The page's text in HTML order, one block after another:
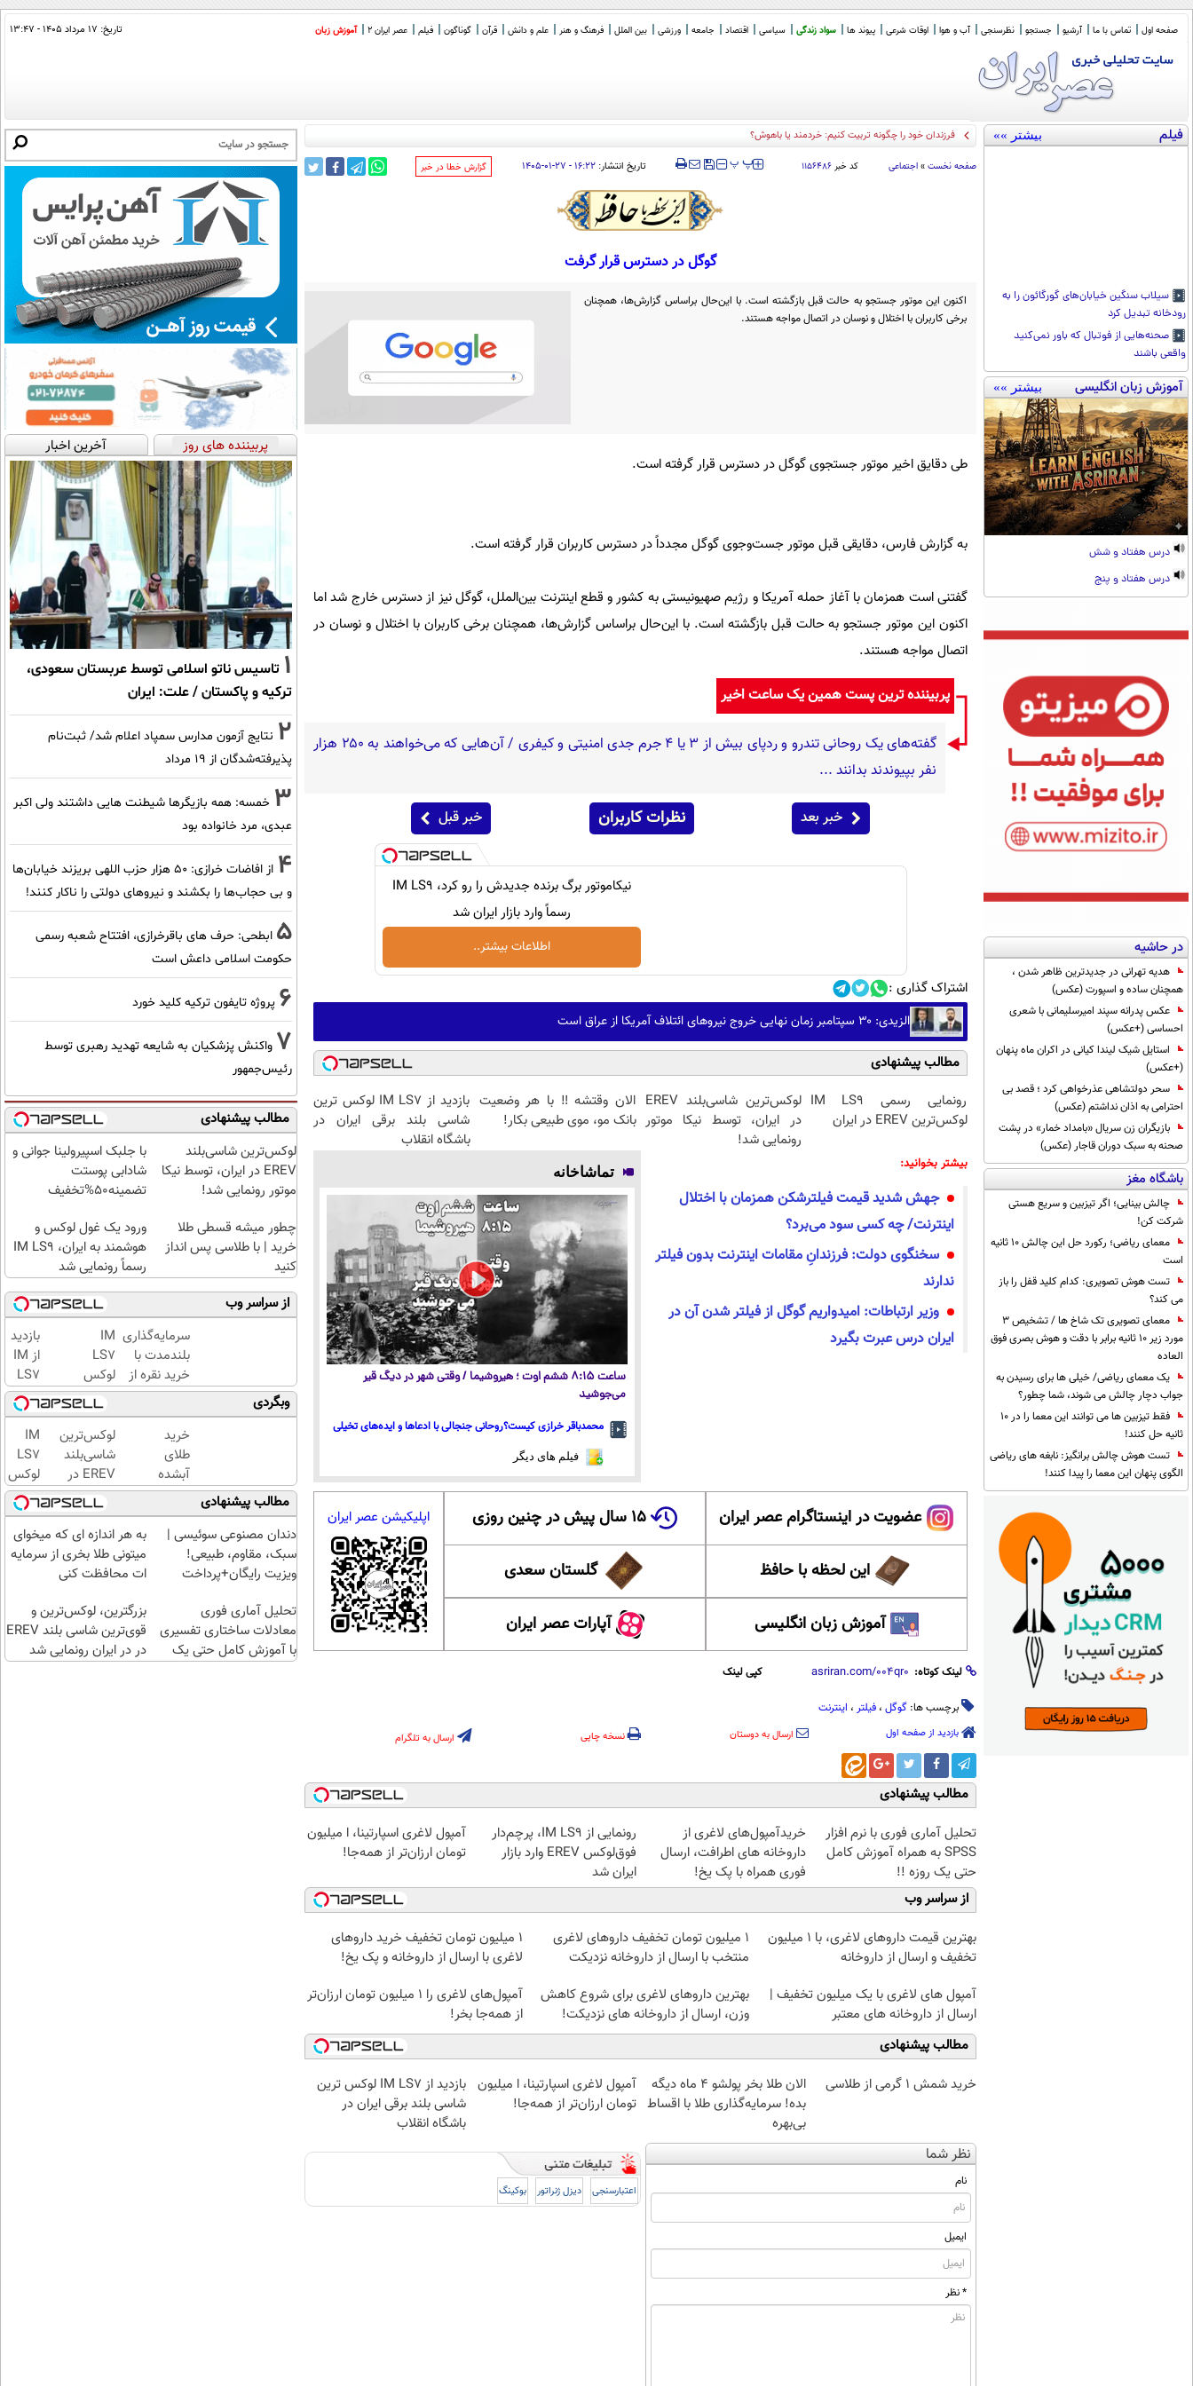
صفحه اول تماس با ما آرشیو جستجو نظرسنجی آب و هوا اوقات شرعی پیوند ها سواد زندگی سیاسی اقتصاد جامعه ورزشی بین الملل فرهنگ و هنر علم و دانش قرآن گوناگون فیلم عصر ایران 2 آموزش زبان تاریخ: ۱۷ مرداد ۱۴۰۵ - ۱۳:۴۷
فیلم بیشتر »»
سیلاب سنگین خیابان‌های گورگائون را به
رودخانه تبدیل کرد
صحنه‌هایی از فوتبال که باور نمی‌کنید
واقعی باشند
آموزش زبان انگلیسی بیشتر »»
درس هفتاد و شش
درس هفتاد و پنج
در حاشیه
هدیه تهرانی در جدیدترین ظاهر شدن ،
همچنان ساده و اسپورت (عکس)
عکس پدرانه سپند امیرسلیمانی با شعری
احساسی (+عکس)
استایل شیک لیندا کیانی در اکران ماه پنهان
(+عکس)
سحر دولتشاهی عذرخواهی کرد ؛ قصد بی
احترامی به اذان نداشتم (عکس)
بازیگران زن سریال «بامداد خمار» در پشت
صحنه به سبک دوران قاجار (عکس)
باشگاه مغز
چالش بینایی؛ اگر تیزبین و سریع هستی
شرکت کن!
معمای ریاضی؛ رکورد حل این چالش 10 ثانیه
است
تست هوش تصویری: کدام کلید قفل را باز
می کند؟
معمای تصویری تک شاخ ها / تشخیص 3
مورد زیر 10 ثانیه برابر با دقت و هوش بصری فوق
العاده
یک معمای ریاضی/ خیلی ها برای رسیدن به
جواب دچار چالش می شوند، شما چطور؟
فقط تیزبین ها می توانند این معما را در 10
ثانیه حل کنند!
تست هوش چالش برانگیز: نابغه های ریاضی
الگوی پنهان این معما را پیدا کنند!
فرزندان خود را چگونه تربیت کنیم: خردمند یا باهوش؟
صفحه نخست » اجتماعی کد خبر۱۱۵۶۴۸۶ ‍‍‍ پ پ تاریخ انتشار:۱۶:۲۲ - ۲۷-۰۱-۱۴۰۵ ‌گزارش خطا در خبر
گوگل در دسترس قرار گرفت
اکنون این موتور جستجو به حالت قبل بازگشته است. با این‌حال براساس گزارش‌ها، همچنان
برخی کاربران با اختلال و نوسان در اتصال مواجه هستند.
طی دقایق اخیر موتور جستجوی گوگل در دسترس قرار گرفته است.
به گزارش فارس، دقایقی قبل موتور جست‌وجوی گوگل مجدداً در دسترس کاربران قرار گرفته است.
گفتنی است همزمان با آغاز حمله آمریکا و رژیم صهیونیستی به کشور و قطع اینترنت بین‌الملل، گوگل نیز از دسترس خارج شد اما
اکنون این موتور جستجو به حالت قبل بازگشته است. با این‌حال براساس گزارش‌ها، همچنان برخی کاربران با اختلال و نوسان در
اتصال مواجه هستند.
پربیننده ترین پست همین یک ساعت اخیر
گفته‌های یک روحانی تندرو و ردپای بیش از ۳ یا ۴ جرم جدی امنیتی و کیفری / آن‌هایی که می‌خواهند به ۲۵۰ هزار
نفر بپیوندند بدانند ...
خبر بعد نظرات کاربران خبر قبل
نیکاموتور برگ برنده جدیدش را رو کرد، IM LS9
رسماً وارد بازار ایران شد
اطلاعات بیشتر..
اشتراک گذاری :
الزیدی: ۳۰ سپتامبر زمان نهایی خروج نیروهای ائتلاف آمریکا از عراق است
مطالب پیشنهادی
رونمایی رسمی IM LS9
لوکس‌ترین EREV در ایران
لوکس‌ترین شاسی‌بلند EREV
در ایران، توسط نیکا موتور
رونمایی شد!
الان وقتشه‼️ با هر وضعیت
بانک مو، موی طبیعی بکار!
بازدید از IM LS7 لوکس ترین
شاسی بلند برقی ایران در
باشگاه انقلاب
بیشتر بخوانید:
جهش شدید قیمت فیلترشکن همزمان با اختلال
اینترنت/ چه کسی سود می‌برد؟
سخنگوی دولت: فرزندانِ مقامات اینترنت بدون فیلتر
ندارند
وزیر ارتباطات: امیدواریم گوگل از فیلتر شدن آن در
ایران درس عبرت بگیرد
تماشاخانه
ساعت ۸:۱۵ ششم اوت ؛ هیروشیما / وقتی شهر در دیگ قیر
می‌جوشید
محمدباقر خرازی کیست؟روحانی جنجالی با ادعاها و ایده‌های تخیلی
فیلم های دیگر
عضویت در اینستاگرام عصر ایران ۱۵ سال پیش در چنین روزی
این لحظه با حافظ گلستان سعدی
آموزش زبان انگلیسی آپارات عصر ایران
اپلیکیشن عصر ایران
لینک کوتاه: کپی لینک
برچسب ها: گوگل ، فیلتر ، اینترنت
بازدید از صفحه اول ارسال به دوستان نسخه چاپی ارسال به تلگرام
مطالب پیشنهادی
تحلیل آماری فوری با نرم افزار
SPSS به همراه آموزش کامل
حتی یک روزه !!
خریدآمپول‌های لاغری از
داروخانه های اطرافت، ارسال
فوری همراه با پک یخ!
رونمایی از IM LS9، پرچم‌دار
فوق‌لوکس EREV وارد بازار
ایران شد
آمپول لاغری اسپارتینا، ا میلیون
تومان ارزان‌تر از همه‌جا!
از سراسر وب
بهترین قیمت داروهای لاغری، با ۱ میلیون
تخفیف و ارسال از داروخانه‌
۱ میلیون تومان تخفیف داروهای لاغری
منتخب با ارسال از داروخانه نزدیکت
1 میلیون تومان تخفیف خرید داروهای
لاغری با ارسال از داروخانه و پک یخ!
آمپول های لاغری با یک میلیون تخفیف |
ارسال از داروخانه های معتبر
بهترین داروهای لاغری برای شروع کاهش
وزن، ارسال از داروخانه های نزدیکت!
آمپول‌های لاغری را ۱ میلیون تومان ارزان‌تر
از همه‌جا بخر!
مطالب پیشنهادی
خرید شمش 1 گرمی از طلاسی
الان طلا بخر پولشو 4 ماه دیگه
بده! سرمایه‌گذاری طلا با اقساط
بی‌بهره
آمپول لاغری اسپارتینا، ا میلیون
تومان ارزان‌تر از همه‌جا!
بازدید از IM LS7 لوکس ترین
شاسی بلند برقی ایران در
باشگاه انقلاب
نظر شما
نام
ایمیل
* نظر
اعتبارسنجی دیزل ژنراتور بوکینگ
پربیننده های روز آخرین اخبار
1 تاسیس ناتو اسلامی توسط عربستان سعودی،
ترکیه و پاکستان / علت: ایران
2 نتایج آزمون مدارس سمپاد اعلام شد/ ثبت‌نام
پذیرفته‌شدگان از ۱۹ مرداد
3 خمسه: همه بازیگرها شیطنت هایی داشتند ولی اکبر
عبدی، مرد خانواده بود
4
از افاضات خرازی: ۵۰ هزار حزب اللهی بریزند خیابان‌ها
و بی حجاب‌ها را بکشند و نیرو‌های دولتی را ناکار کنند!
5 ابطحی: حرف های باقرخرازی، افتتاح شعبه رسمی
حکومت اسلامی داعش است
6 پروژه تایفون ترکیه کلید خورد
7 واکنش پزشکیان به شایعه تهدید رهبری توسط
رئیس‌جمهور
مطالب پیشنهادی
لوکس‌ترین شاسی‌بلند
EREV در ایران، توسط نیکا
موتور رونمایی شد!
با جلبک اسپیرولینا جوانی و
شادابی پوستت
تضمینه50%تخفیف
چطور میشه قسطی طلا
خرید | با طلاسی پس انداز
کنید
ورود یک غول لوکس و
هوشمند به ایران، IM LS9
رسماً رونمایی شد
از سراسر وب
سرمایه‌گذاری
بلندمدت با
خرید نقره از
دیجی‌کالا
IM
LS7
لوکس
ترین
شاسی
بلند
برقی
ایران
بازدید
از IM
LS7
لوکس
ترین
شاسی
بلند
برقی
ایران
در
باشگاه
انقلاب
وبگردی
خرید
طلای
آبشده
حتی با
۱۰۰هزارتومان
لوکس‌ترین
شاسی‌بلند
EREV در
ایران،
توسط نیکا
موتور
رونمایی
شد!
IM
LS7
لوکس
ترین
شاسی
بلند
برقی
مطالب پیشنهادی
دندان مصنوعی سوئیسی |
سبک، مقاوم، طبیعی!
ویزیت رایگان+پرداخت
به هر اندازه ای که میخوای
میتونی طلا بخری از سرمایه
ات محافظت کنی
تحلیل آماری فوری
معادلات ساختاری تفسیری
با آموزش کامل حتی یک
بزرگترین، لوکس‌ترین و
قوی‌ترین شاسی بلند EREV
در در ایران رونمایی شد